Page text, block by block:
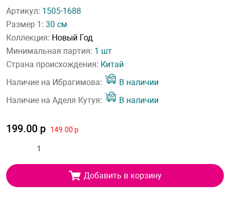
Артикул: 1505-1688
Размер 1: 30 см
Коллекция: Новый Год
Минимальная партия: 1 шт
Страна происхождения: Китай
Наличие на Ибрагимова:
В наличии
Наличие на Аделя Кутуя:
В наличии
199.00 р 149.00 р
Добавить в корзину